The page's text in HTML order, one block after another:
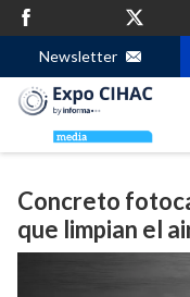
Newsletter
Concreto
que limpian el